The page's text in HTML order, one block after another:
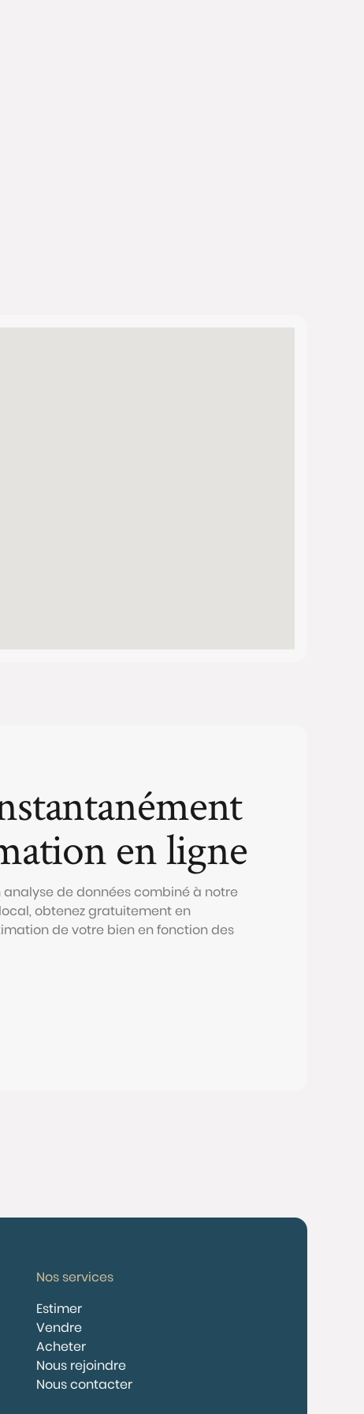
en ligne
de données combiné à notre
obtenez gratuitement en
de votre bien en fonction des
Nos services
Estimer
Vendre
Acheter
Nous rejoindre
Nous contacter